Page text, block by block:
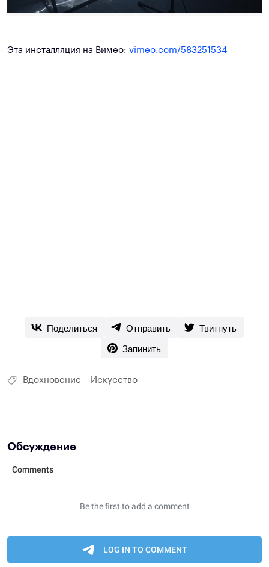
Эта инсталляция на Вимео: vimeo.com/583251534
Поделиться Отправить
Твитнуть
Запинить
Вдохновение Искусство
Обсуждение